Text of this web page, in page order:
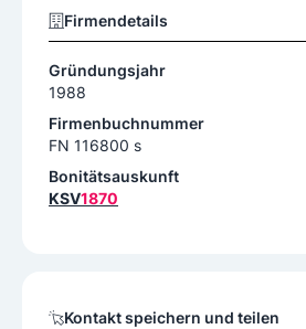
Firmendetails
Gründungsjahr
1988
Firmenbuchnummer
FN 116800 s
Bonitätsauskunft
KSV1870
Kontakt speichern und teilen